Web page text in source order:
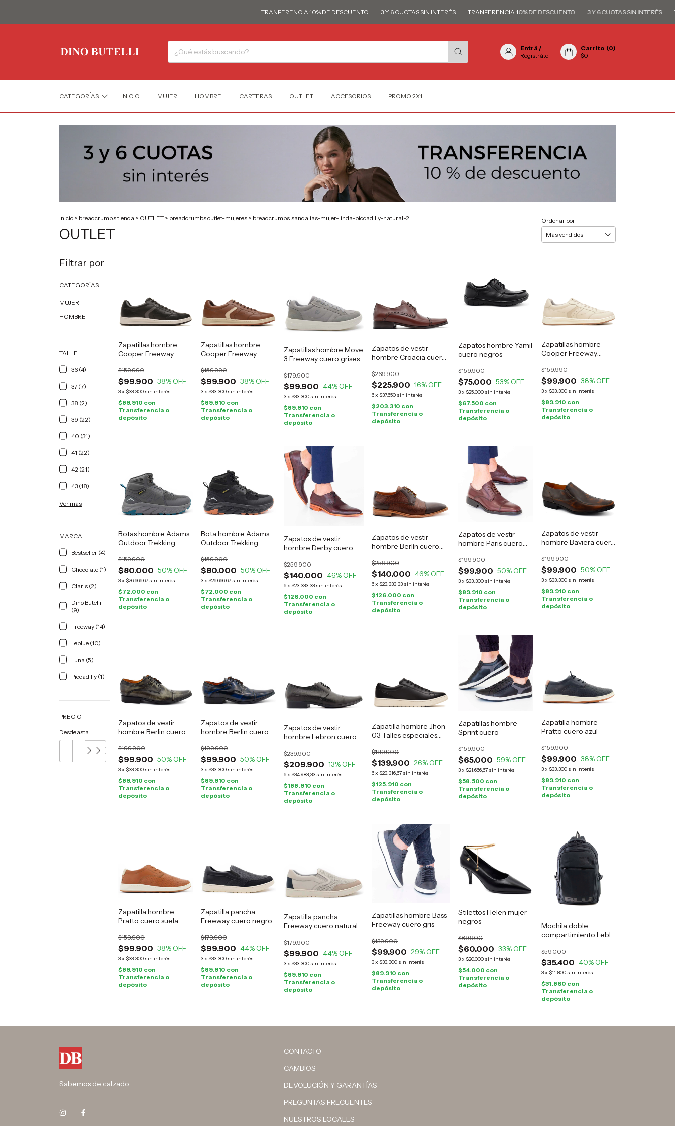
TRANFERENCIA 10% DE DESCUENTO 3 Y 6 CUOTAS SIN INTERÉS TRANFERENCIA 10% DE DESCUENTO 3 Y 6 CUOTAS SIN INTERÉS
Entrá /
Registráte
Carrito (0)
$0
CATEGORÍAS INICIO MUJER HOMBRE CARTERAS OUTLET ACCESORIOS PROMO 2X1
Inicio > breadcrumbs.tienda > OUTLET > breadcrumbs.outlet-mujeres > breadcrumbs.sandalias-mujer-linda-piccadilly-natural-2
OUTLET
Ordenar por
Filtrar por
CATEGORÍAS
MUJER
HOMBRE
TALLE
36 (4)
37 (7)
38 (2)
39 (22)
40 (31)
41 (22)
42 (21)
43 (18)
Ver más
MARCA
Bestseller (4)
Chocolate (1)
Claris (2)
Dino Butelli
(9)
Freeway (14)
Leblue (10)
Luna (5)
Piccadilly (1)
PRECIO
DesdeHasta
Zapatillas hombre
Cooper Freeway
$99.900
$159.990
38% OFF
3x $33.300 sin interés
$89.910 con
Transferencia o
depósito
Zapatillas hombre
Cooper Freeway
$99.900
$159.990
38% OFF
3x $33.300 sin interés
$89.910 con
Transferencia o
depósito
Zapatillas hombre Move
3 Freeway cuero grises
$99.900
$179.900
44% OFF
3x $33.300 sin interés
$89.910 con
Transferencia o
depósito
Zapatos de vestir
hombre Croacia cuero
$225.900
$269.900
16% OFF
6x $37.650 sin interés
$203.310 con
Transferencia o
depósito
Zapatos hombre Yamil
cuero negros
$75.000
$159.900
53% OFF
3x $25.000 sin interés
$67.500 con
Transferencia o
depósito
Zapatillas hombre
Cooper Freeway
$99.900
$159.990
38% OFF
3x $33.300 sin interés
$89.910 con
Transferencia o
depósito
Botas hombre Adams
Outdoor Trekking
$80.000
$159.900
50% OFF
3x $26.666,67 sin interés
$72.000 con
Transferencia o
depósito
Bota hombre Adams
Outdoor Trekking
$80.000
$159.900
50% OFF
3x $26.666,67 sin interés
$72.000 con
Transferencia o
depósito
Zapatos de vestir
hombre Derby cuero
$140.000
$259.900
46% OFF
6x $23.333,33 sin interés
$126.000 con
Transferencia o
depósito
Zapatos de vestir
hombre Berlín cuero
$140.000
$259.900
46% OFF
6x $23.333,33 sin interés
$126.000 con
Transferencia o
depósito
Zapatos de vestir
hombre Paris cuero
$99.900
$199.900
50% OFF
3x $33.300 sin interés
$89.910 con
Transferencia o
depósito
Zapatos de vestir
hombre Baviera cuero
$99.900
$199.900
50% OFF
3x $33.300 sin interés
$89.910 con
Transferencia o
depósito
Zapatos de vestir
hombre Berlin cuero
$99.900
$199.900
50% OFF
3x $33.300 sin interés
$89.910 con
Transferencia o
depósito
Zapatos de vestir
hombre Berlin cuero
$99.900
$199.900
50% OFF
3x $33.300 sin interés
$89.910 con
Transferencia o
depósito
Zapatos de vestir
hombre Lebron cuero
$209.900
$239.900
13% OFF
6x $34.983,33 sin interés
$188.910 con
Transferencia o
depósito
Zapatilla hombre Jhon
03 Talles especiales
$139.900
$189.900
26% OFF
6x $23.316,67 sin interés
$125.910 con
Transferencia o
depósito
Zapatillas hombre
Sprint cuero
$65.000
$159.900
59% OFF
3x $21.666,67 sin interés
$58.500 con
Transferencia o
depósito
Zapatilla hombre
Pratto cuero azul
$99.900
$159.900
38% OFF
3x $33.300 sin interés
$89.910 con
Transferencia o
depósito
Zapatilla hombre
Pratto cuero suela
$99.900
$159.900
38% OFF
3x $33.300 sin interés
$89.910 con
Transferencia o
depósito
Zapatilla pancha
Freeway cuero negro
$99.900
$179.900
44% OFF
3x $33.300 sin interés
$89.910 con
Transferencia o
depósito
Zapatilla pancha
Freeway cuero natural
$99.900
$179.900
44% OFF
3x $33.300 sin interés
$89.910 con
Transferencia o
depósito
Zapatillas hombre Bass
Freeway cuero gris
$99.900
$139.900
29% OFF
3x $33.300 sin interés
$89.910 con
Transferencia o
depósito
Stilettos Helen mujer
negros
$60.000
$89.900
33% OFF
3x $20.000 sin interés
$54.000 con
Transferencia o
depósito
Mochila doble
compartimiento Leblu
$35.400
$59.000
40% OFF
3x $11.800 sin interés
$31.860 con
Transferencia o
depósito
Sabemos de calzado.
CONTACTO
CAMBIOS
DEVOLUCIÓN Y GARANTÍAS
PREGUNTAS FRECUENTES
NUESTROS LOCALES